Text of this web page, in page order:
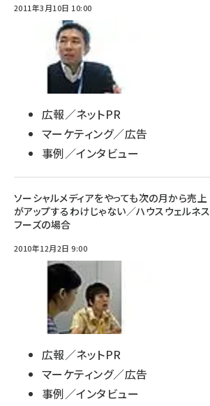
2011年3月10日 10:00
広報／ネットPR
マーケティング／広告
事例／インタビュー
ソーシャルメディアをやっても次の月から売上
がアップするわけじゃない／ハウスウェルネス
フーズの場合
2010年12月2日 9:00
広報／ネットPR
マーケティング／広告
事例／インタビュー